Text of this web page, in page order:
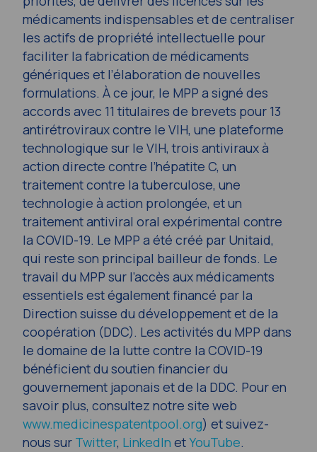
médicaments indispensables et de centraliser
les actifs de propriété intellectuelle pour
faciliter la fabrication de médicaments
génériques et l’élaboration de nouvelles
formulations. À ce jour, le MPP a signé des
accords avec 11 titulaires de brevets pour 13
antirétroviraux contre le VIH, une plateforme
technologique sur le VIH, trois antiviraux à
action directe contre l’hépatite C, un
traitement contre la tuberculose, une
technologie à action prolongée, et un
traitement antiviral oral expérimental contre
la COVID-19. Le MPP a été créé par Unitaid,
qui reste son principal bailleur de fonds. Le
travail du MPP sur l’accès aux médicaments
essentiels est également financé par la
Direction suisse du développement et de la
coopération (DDC). Les activités du MPP dans
le domaine de la lutte contre la COVID-19
bénéficient du soutien financier du
gouvernement japonais et de la DDC. Pour en
savoir plus, consultez notre site web
www.medicinespatentpool.org) et suivez-
nous sur Twitter, LinkedIn etYouTube.